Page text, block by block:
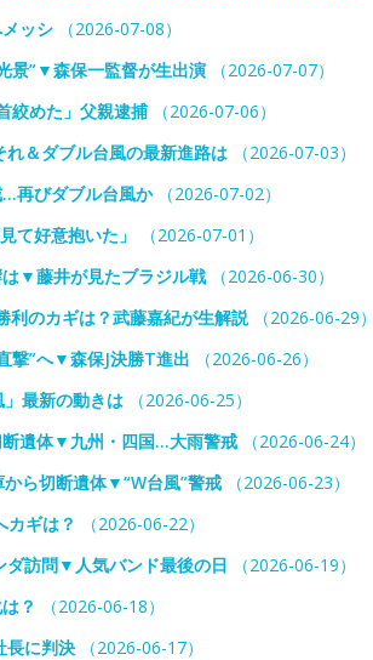
ッシ （2026-07-08）
景”▼森保一監督が生出演 （2026-07-07）
絞めた」父親逮捕（2026-07-06）
＆ダブル台風の最新進路は （2026-07-03）
再びダブル台風か（2026-07-02）
て好意抱いた」
（2026-07-01）
▼藤井が見たブラジル戦 （2026-06-30）
のカギは？武藤嘉紀が生解説 （2026-06-29）
撃”へ▼森保J決勝T進出 （2026-06-26）
最新の動きは （2026-06-25）
遺体▼九州・四国…大雨警戒 （2026-06-24）
ら切断遺体▼“W台風”警戒 （2026-06-23）
ギは？
（2026-06-22）
ダ訪問▼人気バンド最後の日 （2026-06-19）
？
（2026-06-18）
長に判決 （2026-06-17）